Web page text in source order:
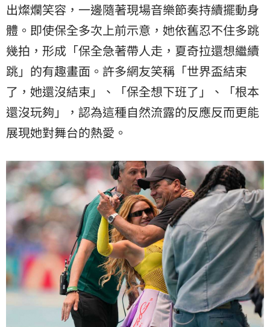
出燦爛笑容，一邊隨著現場音樂節奏持續擺動身
體。即使保全多次上前示意，她依舊忍不住多跳
幾拍，形成「保全急著帶人走，夏奇拉還想繼續
跳」的有趣畫面。許多網友笑稱「世界盃結束
了，她還沒結束」、「保全想下班了」、「根本
還沒玩夠」，認為這種自然流露的反應反而更能
展現她對舞台的熱愛。